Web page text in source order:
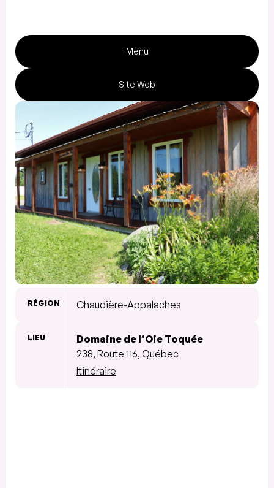
Menu
Site Web
RÉGION Chaudière-Appalaches
LIEU
Domaine de l’Oie Toquée
238, Route 116, Québec
Itinéraire